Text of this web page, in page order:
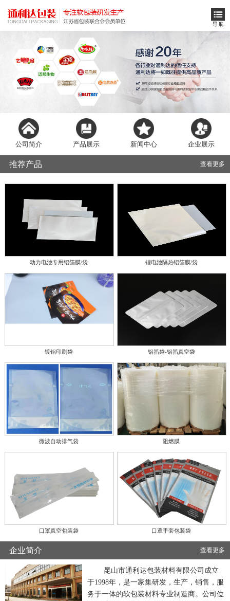
公司简介 产品展示 新闻中心 企业展示
推荐产品 查看更多
动力电池专用铝箔膜/袋 锂电池隔热铝箔膜/袋
镀铝印刷袋 铝箔袋-铝箔真空袋
微波自动排气袋 阻燃膜
口罩真空包装袋 口罩手套包装袋
企业简介 查看更多
昆山市通利达包装材料有限公司成立
于1998年，是一家集研发，生产，销售，服
务于一体的软包装材料专业制造商。公司位